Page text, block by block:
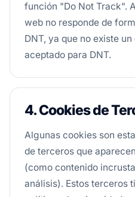
función "Do Not Track".
web no responde de
DNT, ya que no existe
aceptado para DNT.
4. Cookies de
Algunas cookies son
de terceros que
(como contenido
análisis). Estos terceros